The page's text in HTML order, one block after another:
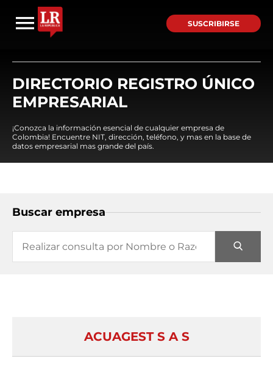
SUSCRIBIRSE
DIRECTORIO REGISTRO ÚNICO
EMPRESARIAL
¡Conozca la información esencial de cualquier empresa de
Colombia! Encuentre NIT, dirección, teléfono, y mas en la base de
datos empresarial mas grande del país.
Buscar empresa
ACUAGEST S A S